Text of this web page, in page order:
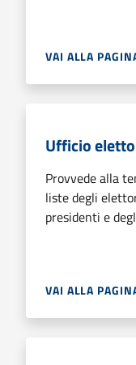
VAI ALLA
Ufficio
Provvede alla
liste degli
presidenti e
VAI ALLA